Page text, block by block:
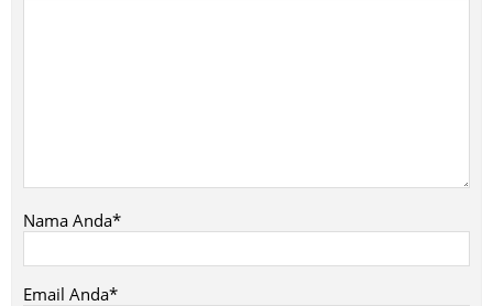
Nama Anda*
Email Anda*